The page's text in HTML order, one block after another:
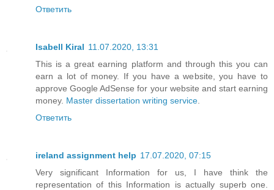
Ответить
Isabell Kiral 11.07.2020, 13:31
This is a great earning platform and through this you can
earn a lot of money. If you have a website, you have to
approve Google AdSense for your website and start earning
money. Master dissertation writing service
Ответить
ireland assignment help 17.07.2020, 07:15
Very significant Information for us, I have think the
representation of this Information is actually superb one.